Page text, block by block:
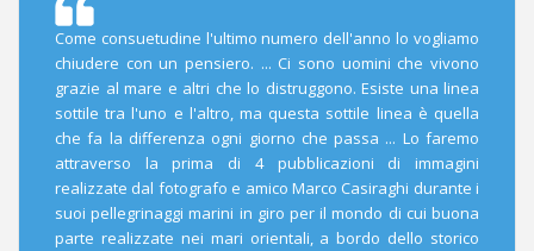
Come consuetudine l'ultimo numero dell'anno lo vogliamo
chiudere con un pensiero. ... Ci sono uomini che vivono
grazie al mare e altri che lo distruggono. Esiste una linea
sottile tra l'uno e l'altro, ma questa sottile linea è quella
che fa la differenza ogni giorno che passa ... Lo faremo
attraverso la prima di 4 pubblicazioni di immagini
realizzate dal fotografo e amico Marco Casiraghi durante i
suoi pellegrinaggi marini in giro per il mondo di cui buona
parte realizzate nei mari orientali, a bordo dello storico